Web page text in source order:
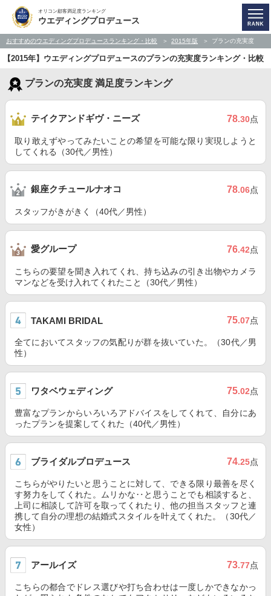
オリコン顧客満足度ランキング
ウエディングプロデュース
おすすめのウエディングプロデュースランキング・比較 2015年版 プランの充実度
【2015年】ウエディングプロデュースのプランの充実度ランキング・比較
プランの充実度 満足度ランキング
テイクアンドギヴ・ニーズ 78.30点
取り敢えずやってみたいことの希望を可能な限り実現しようと
してくれる（30代／男性）
銀座クチュールナオコ 78.06点
スタッフがきがきく（40代／男性）
愛グループ 76.42点
こちらの要望を聞き入れてくれ、持ち込みの引き出物やカメラ
マンなどを受け入れてくれたこと（30代／男性）
TAKAMI BRIDAL 75.07点
全てにおいてスタッフの気配りが群を抜いていた。（30代／男
性）
ワタベウェディング 75.02点
豊富なプランからいろいろアドバイスをしてくれて、自分にあ
ったプランを提案してくれた（40代／男性）
ブライダルプロデュース 74.25点
こちらがやりたいと思うことに対して、できる限り最善を尽く
す努力をしてくれた。ムリかな‥と思うことでも相談すると、
上司に相談して許可を取ってくれたり、他の担当スタッフと連
携して自分の理想の結婚式スタイルを叶えてくれた。（30代／
女性）
アールイズ 73.77点
こちらの都合でドレス選びや打ち合わせは一度しかできなかっ